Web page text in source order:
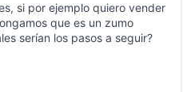
si por ejemplo quiero vender
que es un zumo
serían los pasos a seguir?